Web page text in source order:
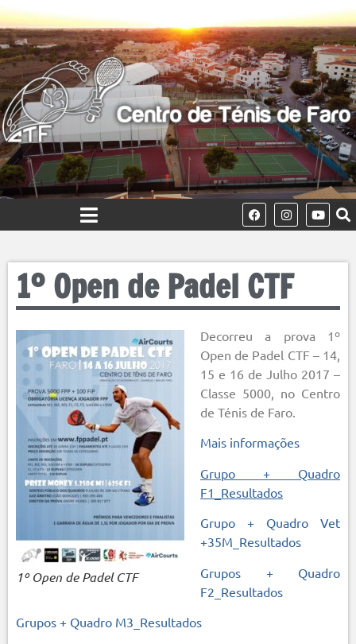
1º Open de Padel CTF
1º Open de Padel CTF
Decorreu a prova 1º
Open de Padel CTF – 14,
15 e 16 de Julho 2017 –
Classe 5000, no Centro
de Ténis de Faro.
Mais informações
Grupo + Quadro
F1_Resultados
Grupo + Quadro Vet
+35M_Resultados
Grupos + Quadro
F2_Resultados
Grupos + Quadro M3_Resultados